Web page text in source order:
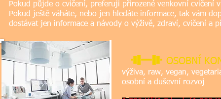
Pokud půjde o cvičení, preferuji přirozené venkovní cvičení
Pokud ještě váháte, nebo jen hledáte informace, tak vám
dostávat jen informace a návody o výživě, zdraví, cvičení a
OSOBNÍ
výživa, raw, vegan,
osobní a duševní rozvoj